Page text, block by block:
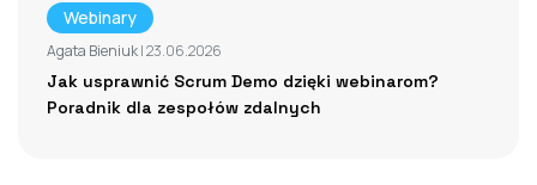
Webinary
Agata Bieniuk| 23.06.2026
Jak usprawnić Scrum Demo dzięki webinarom?
Poradnik dla zespołów zdalnych